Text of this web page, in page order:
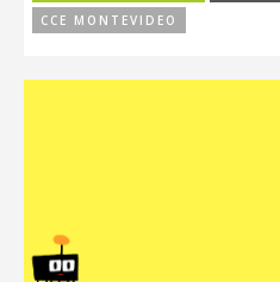
CCE MONTEVIDEO